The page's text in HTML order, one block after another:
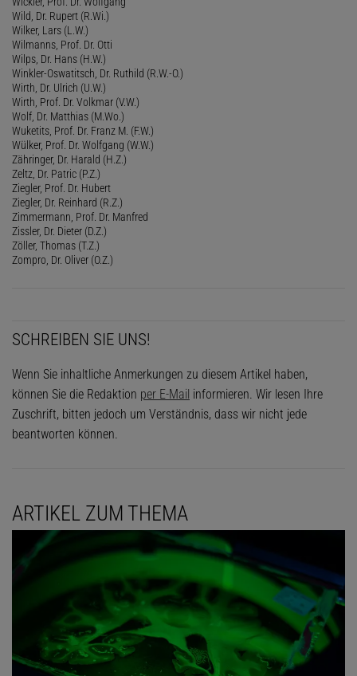
Wild, Dr. Rupert (R.Wi.)
Wilker, Lars (L.W.)
Wilmanns, Prof. Dr. Otti
Wilps, Dr. Hans (H.W.)
Winkler-Oswatitsch, Dr. Ruthild (R.W.-O.)
Wirth, Dr. Ulrich (U.W.)
Wirth, Prof. Dr. Volkmar (V.W.)
Wolf, Dr. Matthias (M.Wo.)
Wuketits, Prof. Dr. Franz M. (F.W.)
Wülker, Prof. Dr. Wolfgang (W.W.)
Zähringer, Dr. Harald (H.Z.)
Zeltz, Dr. Patric (P.Z.)
Ziegler, Prof. Dr. Hubert
Ziegler, Dr. Reinhard (R.Z.)
Zimmermann, Prof. Dr. Manfred
Zissler, Dr. Dieter (D.Z.)
Zöller, Thomas (T.Z.)
Zompro, Dr. Oliver (O.Z.)
SCHREIBEN SIE UNS!
Wenn Sie inhaltliche Anmerkungen zu diesem Artikel haben,
können Sie die Redaktion per E-Mail informieren. Wir lesen Ihre
Zuschrift, bitten jedoch um Verständnis, dass wir nicht jede
beantworten können.
ARTIKEL ZUM THEMA